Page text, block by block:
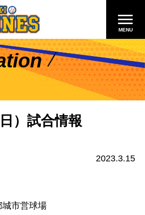
）試合情報
2023.3.15
市営球場